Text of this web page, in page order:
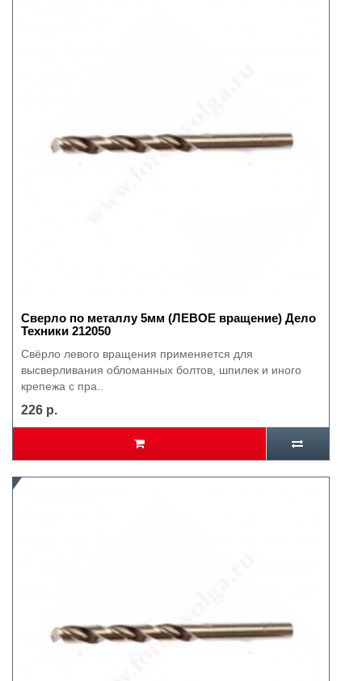
Сверло по металлу 5мм (ЛЕВОЕ вращение) Дело
Техники 212050
Свёрло левого вращения применяется для
высверливания обломанных болтов, шпилек и иного
крепежа с пра..
226 р.